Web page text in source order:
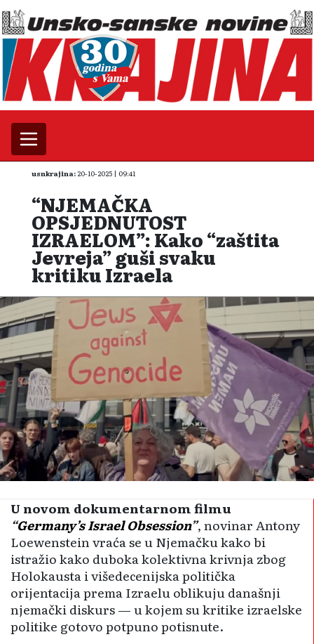
usnkrajina: 20-10-2025 | 09:41
“NJEMAČKA
OPSJEDNUTOST
IZRAELOM”: Kako “zaštita
Jevreja” guši svaku
kritiku Izraela
U novom dokumentarnom filmu
“Germany’s Israel Obsession”, novinar Antony
Loewenstein vraća se u Njemačku kako bi
istražio kako duboka kolektivna krivnja zbog
Holokausta i višedecenijska politička
orijentacija prema Izraelu oblikuju današnji
njemački diskurs — u kojem su kritike izraelske
politike gotovo potpuno potisnute.